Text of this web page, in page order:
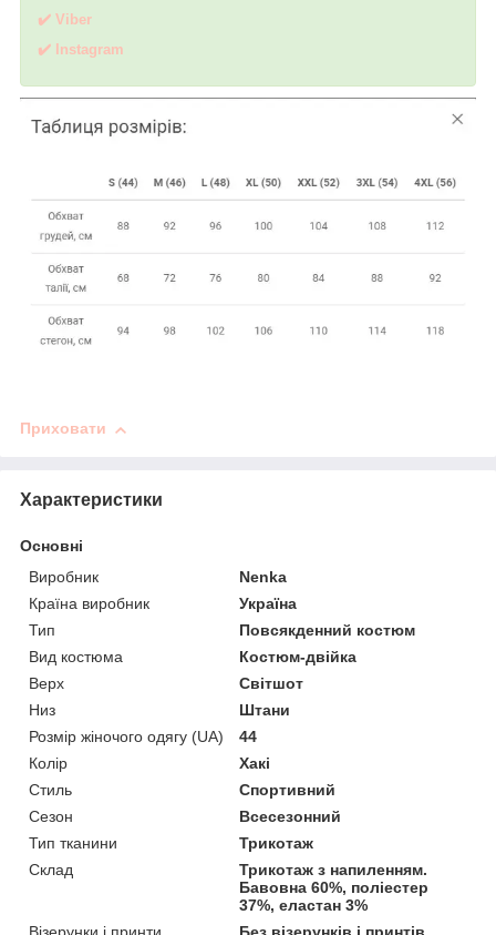
✔️ Viber
✔️ nstagram
Приховати
Характеристики
Основні
Виробник
Nenka
Країна виробник
Україна
Тип
Повсякденний костюм
Вид костюма
Костюм-двійка
Верх
Світшот
Низ
Штани
Розмір жіночого одягу (UA)
44
Колір
Хакі
Стиль
Спортивний
Сезон
Всесезонний
Тип тканини
Трикотаж
Склад
Трикотаж з напиленням.
Бавовна 60%, поліестер
37%, еластан 3%